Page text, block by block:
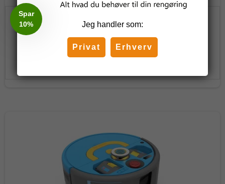
Ring for pris
Vis produkt
Jeg handler som:
Privat Erhverv
Spar
10%